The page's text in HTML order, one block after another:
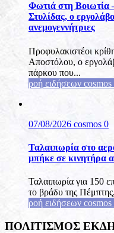
Φωτιά στη Βοιωτία
Στυλίδας, ο
ανεμογεννήτριες
Προφυλακιστέοι
Αποστόλου, ο
πάρκου που...
ροή ειδήσεων
07/08/2026 cosmos 0
Ταλαιπωρία στο
μπήκε σε κινητήρα
Ταλαιπωρία για 150
το βράδυ της
ροή ειδήσεων
ΠΟΛΙΤΙΣΜΟΣ